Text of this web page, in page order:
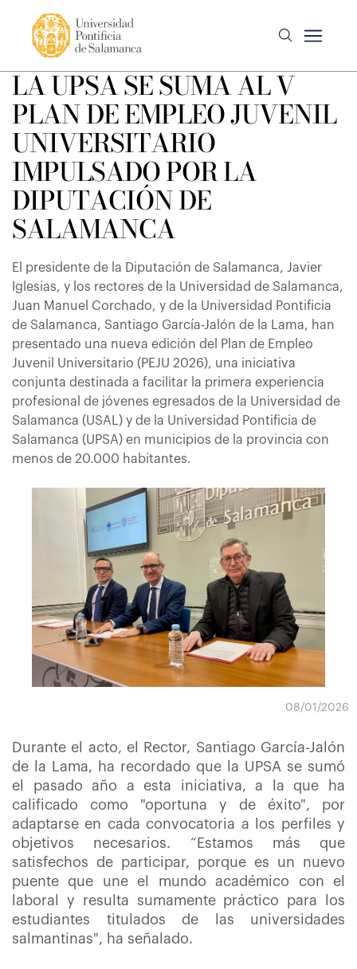
LA UPSA SE SUMA AL V
PLAN DE EMPLEO JUVENIL
UNIVERSITARIO
IMPULSADO POR LA
DIPUTACIÓN DE
SALAMANCA
El presidente de la Diputación de Salamanca, Javier
Iglesias, y los rectores de la Universidad de Salamanca,
Juan Manuel Corchado, y de la Universidad Pontificia
de Salamanca, Santiago García-Jalón de la Lama, han
presentado una nueva edición del Plan de Empleo
Juvenil Universitario (PEJU 2026), una iniciativa
conjunta destinada a facilitar la primera experiencia
profesional de jóvenes egresados de la Universidad de
Salamanca (USAL) y de la Universidad Pontificia de
Salamanca (UPSA) en municipios de la provincia con
menos de 20.000 habitantes.
08/01/2026
Durante el acto, el Rector, Santiago García-Jalón
de la Lama, ha recordado que la UPSA se sumó
el pasado año a esta iniciativa, a la que ha
calificado como "oportuna y de éxito", por
adaptarse en cada convocatoria a los perfiles y
objetivos necesarios. “Estamos más que
satisfechos de participar, porque es un nuevo
puente que une el mundo académico con el
laboral y resulta sumamente práctico para los
estudiantes titulados de las universidades
salmantinas", ha señalado.